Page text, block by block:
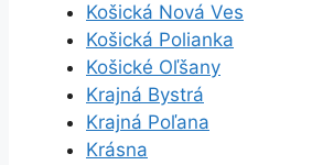
Košická Nová Ves
Košická Polianka
Košické Oľšany
Krajná Bystrá
Krajná Poľana
Krásna